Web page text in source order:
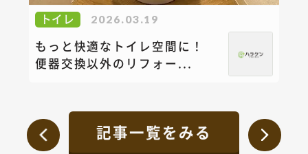
トイレ 2026.03.19
もっと快適なトイレ空間に！
便器交換以外のリフォー...
記事一覧をみる